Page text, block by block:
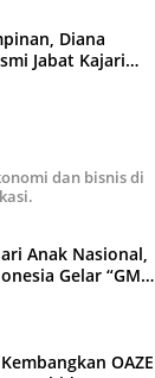
Diana
Jabat Kajari
dan bisnis di
Anak Nasional,
Gelar “GM
OAZE